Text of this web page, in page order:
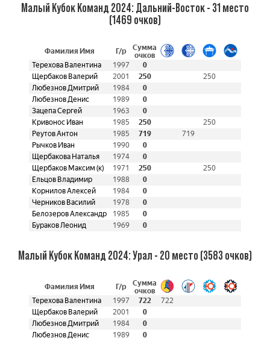
Малый Кубок Команд 2024: Дальний-Восток - 31 место
(1469 очков)
Фамилия Имя Г/р
Сумма
очков
Терехова Валентина
1997
0
Щербаков Валерий
2001 250
250
Любезнов Дмитрий
1984
0
Любезнов Денис
1989
0
Зацепа Сергей
1963
0
Кривонос Иван
1985 250
250
Реутов Антон
1985 719
719
Рычков Иван
1990
0
Щербакова Наталья
1974
0
Щербаков Максим (к)
1971 250
250
Ельцов Владимир
1988
0
Корнилов Алексей
1984
0
Черников Василий
1978
0
Белозеров Александр
1985
0
Бураков Леонид
1969 0
Малый Кубок Команд 2024: Урал - 20 место (3583 очков)
Фамилия Имя Г/р
Сумма
очков
Терехова Валентина
1997 722
722
Щербаков Валерий
2001
0
Любезнов Дмитрий
1984
0
Любезнов Денис
1989
0